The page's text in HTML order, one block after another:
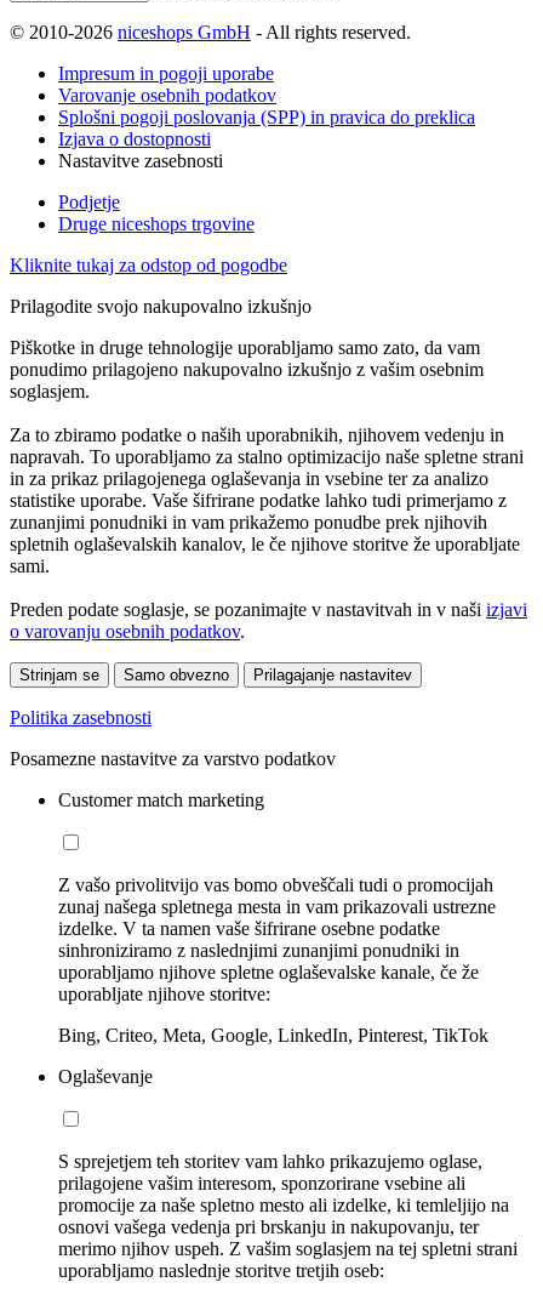
© 2010-2026 niceshops GmbH - All rights reserved.
Impresum in pogoji uporabe
Varovanje osebnih podatkov
Splošni pogoji poslovanja (SPP) in pravica do preklica
Izjava o dostopnosti
Nastavitve zasebnosti
Podjetje
Druge niceshops trgovine
Kliknite tukaj za odstop od pogodbe
Prilagodite svojo nakupovalno izkušnjo
Piškotke in druge tehnologije uporabljamo samo zato, da vam
ponudimo prilagojeno nakupovalno izkušnjo z vašim osebnim
soglasjem.
Za to zbiramo podatke o naših uporabnikih, njihovem vedenju in
napravah. To uporabljamo za stalno optimizacijo naše spletne strani
in za prikaz prilagojenega oglaševanja in vsebine ter za analizo
statistike uporabe. Vaše šifrirane podatke lahko tudi primerjamo z
zunanjimi ponudniki in vam prikažemo ponudbe prek njihovih
spletnih oglaševalskih kanalov, le če njihove storitve že uporabljate
sami.
Preden podate soglasje, se pozanimajte v nastavitvah in v naši izjavi
o varovanju osebnih podatkov.
Strinjam se Samo obvezno Prilagajanje nastavitev
Politika zasebnosti
Posamezne nastavitve za varstvo podatkov
Customer match marketing
Z vašo privolitvijo vas bomo obveščali tudi o promocijah
zunaj našega spletnega mesta in vam prikazovali ustrezne
izdelke. V ta namen vaše šifrirane osebne podatke
sinhroniziramo z naslednjimi zunanjimi ponudniki in
uporabljamo njihove spletne oglaševalske kanale, če že
uporabljate njihove storitve:
Bing, Criteo, Meta, Google, LinkedIn, Pinterest, TikTok
Oglaševanje
S sprejetjem teh storitev vam lahko prikazujemo oglase,
prilagojene vašim interesom, sponzorirane vsebine ali
promocije za naše spletno mesto ali izdelke, ki temleljijo na
osnovi vašega vedenja pri brskanju in nakupovanju, ter
merimo njihov uspeh. Z vašim soglasjem na tej spletni strani
uporabljamo naslednje storitve tretjih oseb: